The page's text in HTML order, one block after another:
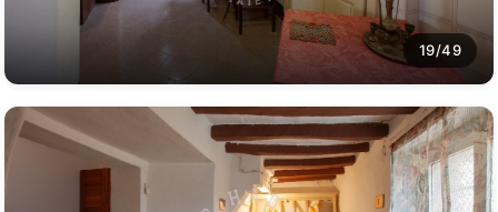
19/49